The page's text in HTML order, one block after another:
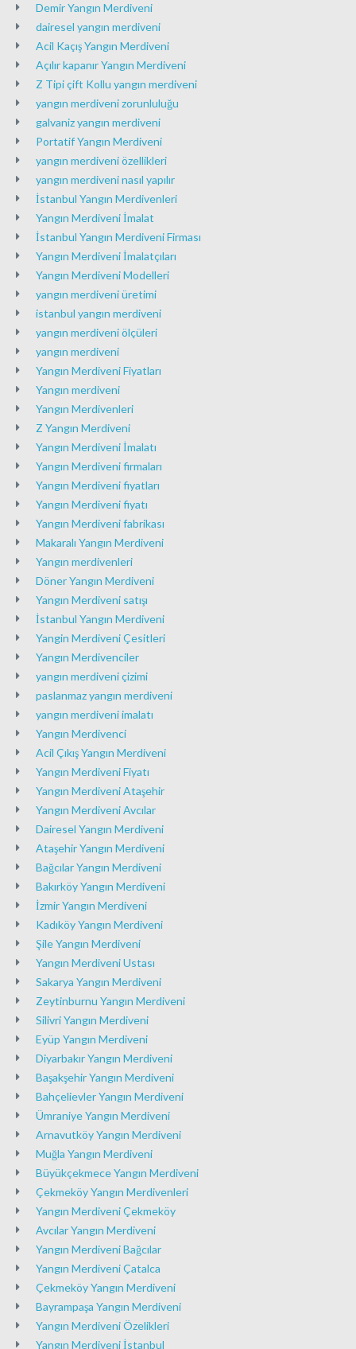
Demir Yangın Merdiveni
dairesel yangın merdiveni
Acil Kaçış Yangın Merdiveni
Açılır kapanır Yangın Merdiveni
Z Tipi çift Kollu yangın merdiveni
yangın merdiveni zorunluluğu
galvaniz yangın merdiveni
Portatif Yangın Merdiveni
yangın merdiveni özellikleri
yangın merdiveni nasıl yapılır
İstanbul Yangın Merdivenleri
Yangın Merdiveni İmalat
İstanbul Yangın Merdiveni Firması
Yangın Merdiveni İmalatçıları
Yangın Merdiveni Modelleri
yangın merdiveni üretimi
istanbul yangın merdiveni
yangın merdiveni ölçüleri
yangın merdiveni
Yangın Merdiveni Fiyatları
Yangın merdiveni
Yangın Merdivenleri
Z Yangın Merdiveni
Yangın Merdiveni İmalatı
Yangın Merdiveni firmaları
Yangın Merdiveni fiyatları
Yangın Merdiveni fiyatı
Yangın Merdiveni fabrikası
Makaralı Yangın Merdiveni
Yangın merdivenleri
Döner Yangın Merdiveni
Yangın Merdiveni satışı
İstanbul Yangın Merdiveni
Yangin Merdiveni Çesitleri
Yangın Merdivenciler
yangın merdiveni çizimi
paslanmaz yangın merdiveni
yangın merdiveni imalatı
Yangın Merdivenci
Acil Çıkış Yangın Merdiveni
Yangın Merdiveni Fiyatı
Yangın Merdiveni Ataşehir
Yangın Merdiveni Avcılar
Dairesel Yangın Merdiveni
Ataşehir Yangın Merdiveni
Bağcılar Yangın Merdiveni
Bakırköy Yangın Merdiveni
İzmir Yangın Merdiveni
Kadıköy Yangın Merdiveni
Şile Yangın Merdiveni
Yangın Merdiveni Ustası
Sakarya Yangın Merdiveni
Zeytinburnu Yangın Merdiveni
Silivri Yangın Merdiveni
Eyüp Yangın Merdiveni
Diyarbakır Yangın Merdiveni
Başakşehir Yangın Merdiveni
Bahçelievler Yangın Merdiveni
Ümraniye Yangın Merdiveni
Arnavutköy Yangın Merdiveni
Muğla Yangın Merdiveni
Büyükçekmece Yangın Merdiveni
Çekmeköy Yangın Merdivenleri
Yangın Merdiveni Çekmeköy
Avcılar Yangın Merdiveni
Yangın Merdiveni Bağcılar
Yangın Merdiveni Çatalca
Çekmeköy Yangın Merdiveni
Bayrampaşa Yangın Merdiveni
Yangın Merdiveni Özelikleri
Yangın Merdiveni İstanbul